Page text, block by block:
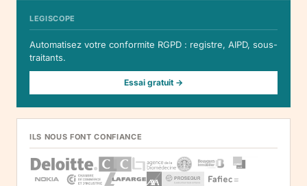
LEGISCOPE
Automatisez votre conformite RGPD : registre, AIPD, sous-
traitants.
Essai gratuit →
ILS NOUS FONT CONFIANCE